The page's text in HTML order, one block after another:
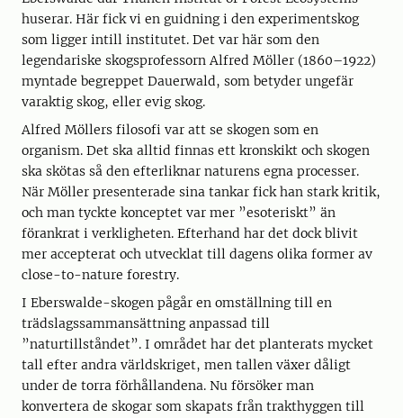
huserar. Här fick vi en guidning i den experimentskog
som ligger intill institutet. Det var här som den
legendariske skogsprofessorn Alfred Möller (1860–1922)
myntade begreppet Dauerwald, som betyder ungefär
varaktig skog, eller evig skog.
Alfred Möllers filosofi var att se skogen som en
organism. Det ska alltid finnas ett kronskikt och skogen
ska skötas så den efterliknar naturens egna processer.
När Möller presenterade sina tankar fick han stark kritik,
och man tyckte konceptet var mer ”esoteriskt” än
förankrat i verkligheten. Efterhand har det dock blivit
mer accepterat och utvecklat till dagens olika former av
close-to-nature forestry.
I Eberswalde-skogen pågår en omställning till en
trädslagssammansättning anpassad till
”naturtillståndet”. I området har det planterats mycket
tall efter andra världskriget, men tallen växer dåligt
under de torra förhållandena. Nu försöker man
konvertera de skogar som skapats från trakthyggen till